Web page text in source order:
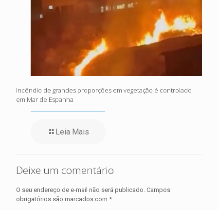
Incêndio de grandes proporções em vegetação é controlado
em Mar de Espanha
Leia Mais
Deixe um comentário
O seu endereço de e-mail não será publicado. Campos
obrigatórios são marcados com *